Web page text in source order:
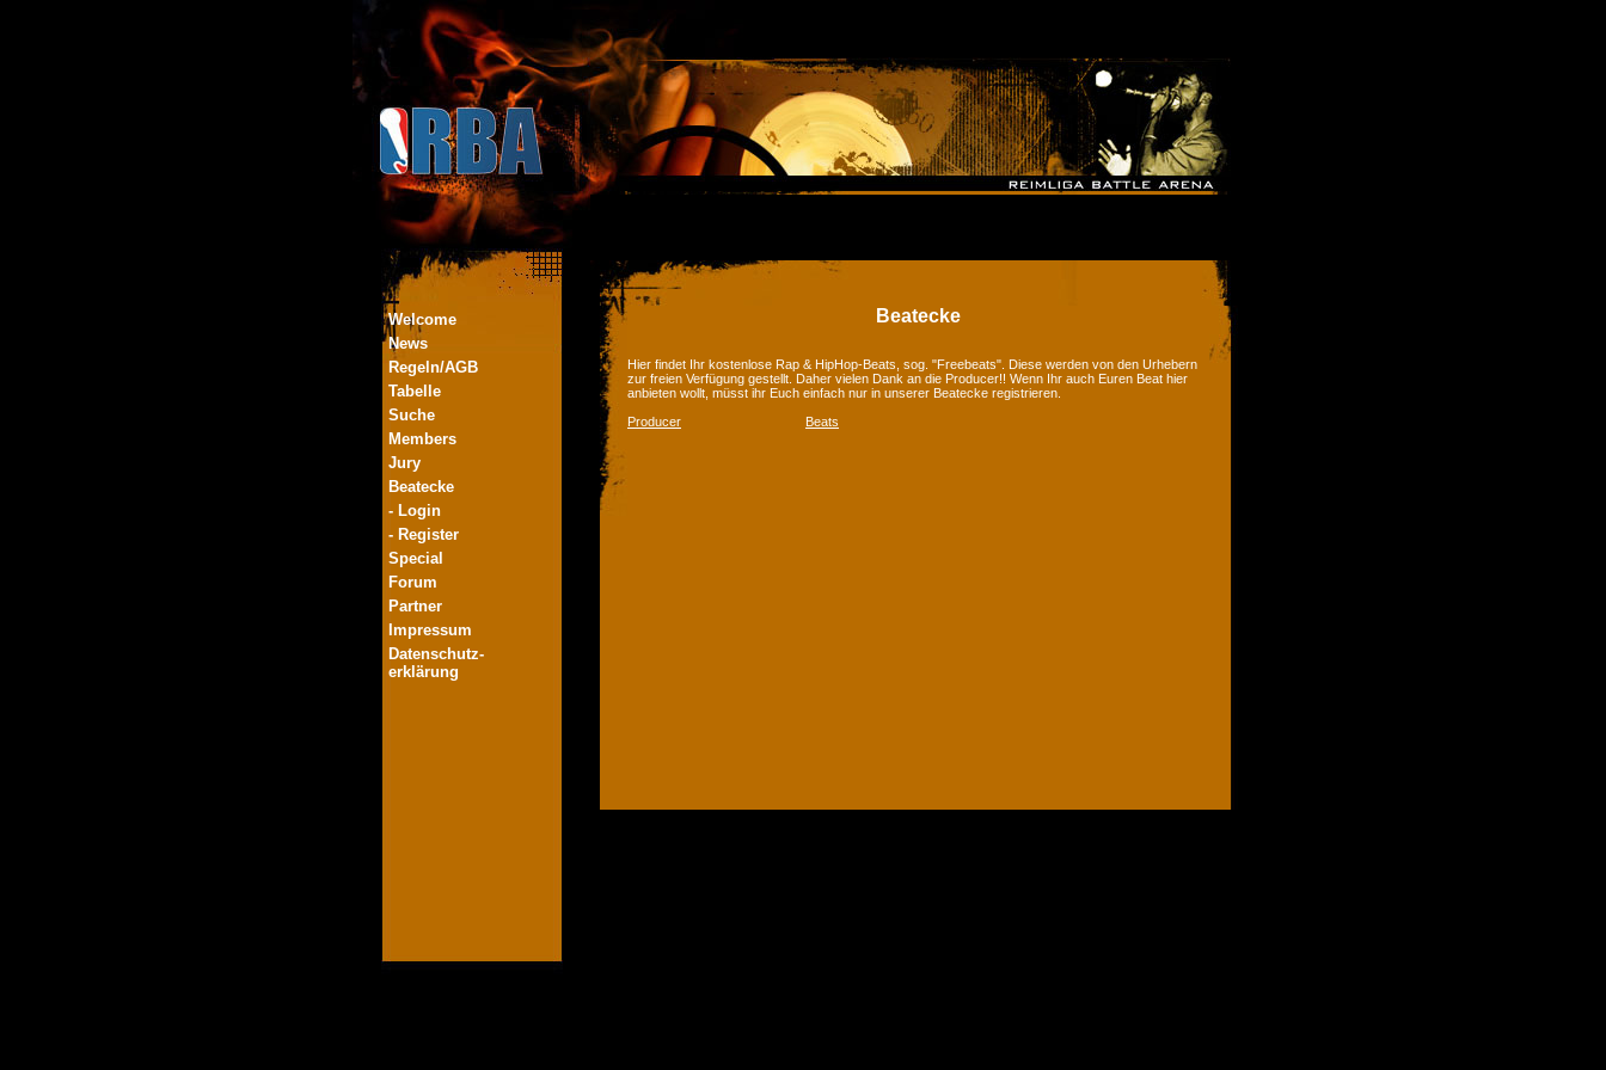
Welcome
News
Regeln/AGB
Tabelle
Suche
Members
Jury
Beatecke
- Login
- Register
Special
Forum
Partner
Impressum
Datenschutz-
erklärung
Beatecke
Hier findet Ihr kostenlose Rap & HipHop-Beats, sog. "Freebeats". Diese werden von den Urhebern
zur freien Verfügung gestellt. Daher vielen Dank an die Producer!! Wenn Ihr auch Euren Beat hier
anbieten wollt, müsst ihr Euch einfach nur in unserer Beatecke registrieren.
Producer
Beats